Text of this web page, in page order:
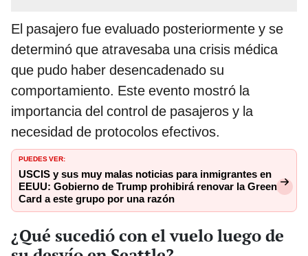
El pasajero fue evaluado posteriormente y se
determinó que atravesaba una crisis médica
que pudo haber desencadenado su
comportamiento. Este evento mostró la
importancia del control de pasajeros y la
necesidad de protocolos efectivos.
PUEDES VER:
USCIS y sus muy malas noticias para inmigrantes en
EEUU: Gobierno de Trump prohibirá renovar la Green
Card a este grupo por una razón
¿Qué sucedió con el vuelo luego de